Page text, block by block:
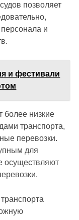
позволяет
и
и фестивали
более низкие
транспорта,
перевозки.
для
осуществляют